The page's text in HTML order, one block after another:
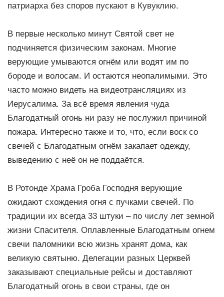
патриарха без споров пускают в Кувуклию.
В первые несколько минут Святой свет не
подчиняется физическим законам. Многие
верующие умываются огнём или водят им по
бороде и волосам. И остаются неопалимыми. Это
часто можно видеть на видеотрансляциях из
Иерусалима. За всё время явления чуда
Благодатный огонь ни разу не послужил причиной
пожара. Интересно также и то, что, если воск со
свечей с Благодатным огнём закапает одежду,
выведению с неё он не поддаётся.
В Ротонде Храма Гроба Господня верующие
ожидают схождения огня с пучками свечей. По
традиции их всегда 33 штуки – по числу лет земной
жизни Спасителя. Оплавленные Благодатным огнем
свечи паломники всю жизнь хранят дома, как
великую святыню. Делегации разных Церквей
заказывают специальные рейсы и доставляют
Благодатный огонь в свои страны, где он